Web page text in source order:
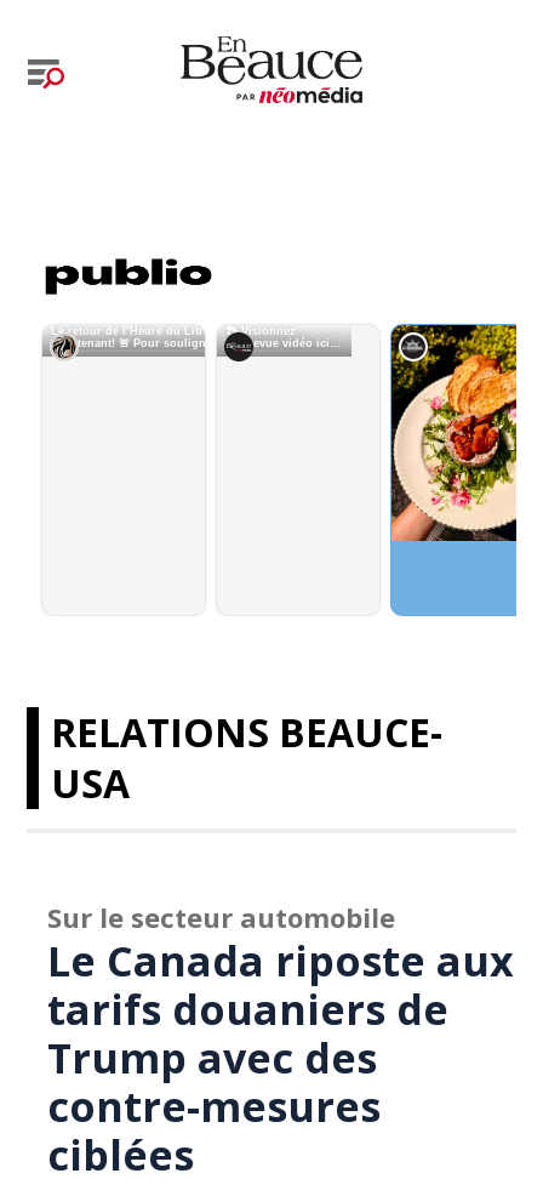
RELATIONS BEAUCE-
USA
Sur le secteur automobile
Le Canada riposte aux
tarifs douaniers de
Trump avec des
contre-mesures
ciblées